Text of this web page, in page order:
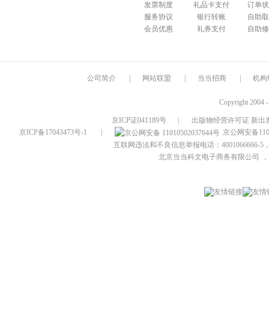
发票制度
服务协议
会员优惠
礼品卡支付
银行转账
礼券支付
订单
自助
自助
公司简介 网站联盟 当当招商 机构
Copyright 2004
京ICP证041189号
出版物经营许可证 新出
京ICP备17043473号-1
京公网安备
互联网违法和不良信息举报电话：4001066666-5
北京当当科文电子商务有限公司